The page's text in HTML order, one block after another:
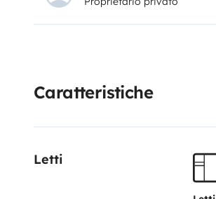
Si guida molto bene, molto
lunghezza.
Caratteristiche
Letti